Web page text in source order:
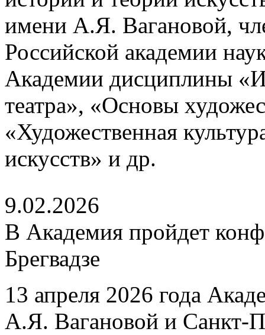
имени А.Я. Вагановой,
Российской академии
Академии дисциплины
театра», «Основы
«Художественная
искусств» и др.
9.02.2026
В Академия пройдет
Брегвадзе
13 апреля 2026 года
А.Я. Вагановой и Санкт-